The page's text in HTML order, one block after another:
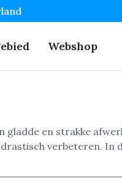
Webshop
gladde en strakke
verbeteren. In